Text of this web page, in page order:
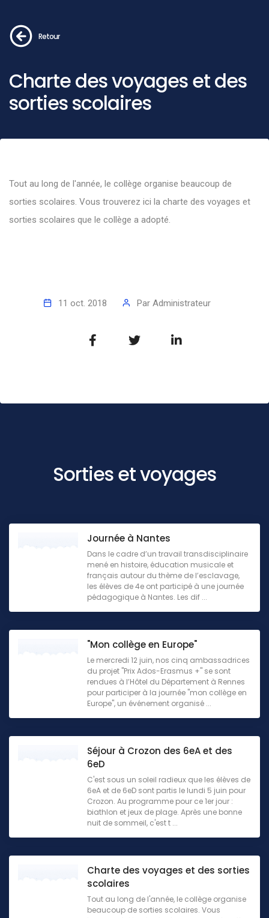
Retour
Charte des voyages et des
sorties scolaires
Tout au long de l'année, le collège organise beaucoup de
sorties scolaires. Vous trouverez ici la charte des voyages et
sorties scolaires que le collège a adopté.
11 oct. 2018 Par Administrateur
Sorties et voyages
Journée à Nantes
Dans le cadre d’un travail transdisciplinaire
mené en histoire, éducation musicale et
français autour du thème de l’esclavage,
les élèves de 4e ont participé à une journée
pédagogique à Nantes. Les dif ...
"Mon collège en Europe"
Le mercredi 12 juin, nos cinq ambassadrices
du projet "Prix Ados-Erasmus +" se sont
rendues à l’Hôtel du Département à Rennes
pour participer à la journée "mon collège en
Europe", un événement organisé ...
Séjour à Crozon des 6eA et des
6eD
C'est sous un soleil radieux que les élèves de
6eA et de 6eD sont partis le lundi 5 juin pour
Crozon. Au programme pour ce 1er jour :
biathlon et jeux de plage. Après une bonne
nuit de sommeil, c'est t ...
Charte des voyages et des sorties
scolaires
Tout au long de l'année, le collège organise
beaucoup de sorties scolaires. Vous